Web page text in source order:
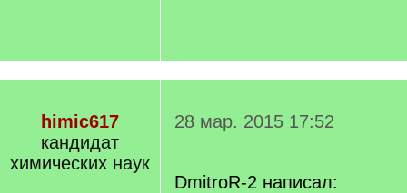
himic617
кандидат
химических наук
28 мар. 2015 17:52
DmitroR-2 написал: